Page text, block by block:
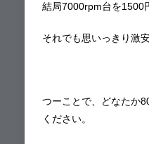
結局7000rpm台を1500
それでも思いっきり激
つーことで、どなたか
ください。